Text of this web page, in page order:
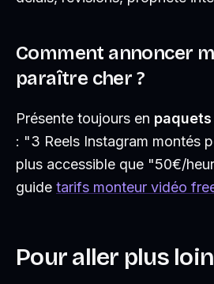
Comment annoncer
paraître cher ?
Présente toujours en paquets
: "3 Reels Instagram montés
plus accessible que "50€/
guide tarifs monteur vidéo
Pour aller plus loin